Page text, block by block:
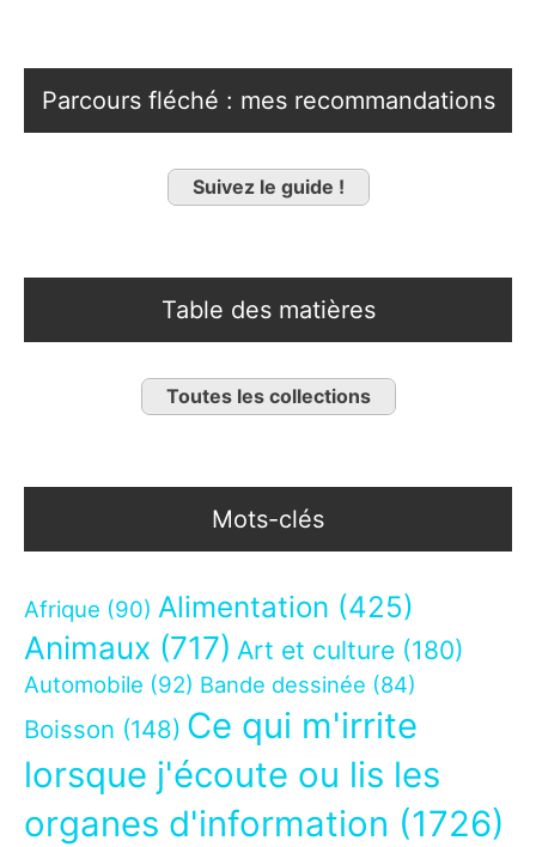
Parcours fléché : mes recommandations
Suivez le guide !
Table des matières
Toutes les collections
Mots-clés
Afrique (90) Alimentation (425)
Animaux (717) Art et culture (180)
Automobile (92) Bande dessinée (84)
Boisson (148) Ce qui m'irrite
lorsque j'écoute ou lis les
organes d'information (1726)